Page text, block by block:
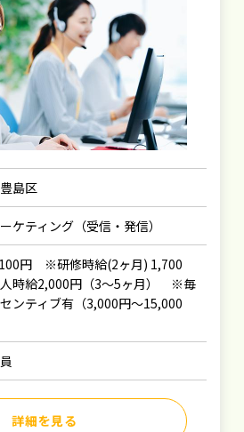
島区
ケティング（受信・発信）
円 ※研修時給(2ヶ月) 1,700
時給2,000円（3～5ヶ月） ※毎
ンティブ有（3,000円～15,000
詳細を見る